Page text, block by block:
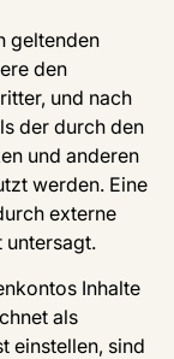
geltenden
den
und nach
der durch den
und anderen
werden. Eine
externe
untersagt.
Inhalte
als
einstellen, sind